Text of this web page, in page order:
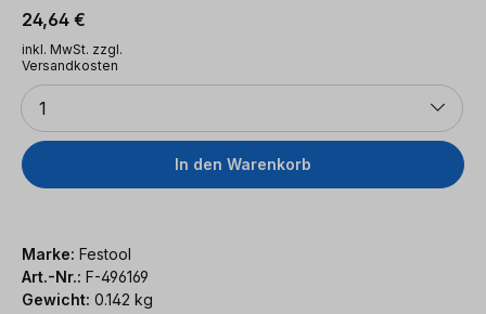
Regulärer Preis:
24,64 €
inkl. MwSt. zzgl.
Versandkosten
Anzahl
1
In den Warenkorb
Marke: Festool
Art.-Nr.: F-496169
Gewicht: 0.142 kg